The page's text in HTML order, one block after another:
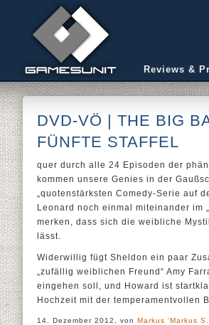
Reviews &
DVD-VÖ | THE BIG
FÜNFTE STAFFEL
quer durch alle 24 Episoden der
kommen unsere Genies in der
„quotenstärksten Comedy-Serie auf
Leonard noch einmal miteinander im
merken, dass sich die weibliche
lässt.
Widerwillig fügt Sheldon ein paar
„zufällig weiblichen Freund“ Amy
eingehen soll, und Howard ist
Hochzeit mit der temperamentvollen
14. Dezember 2012, von Markus 'Markus